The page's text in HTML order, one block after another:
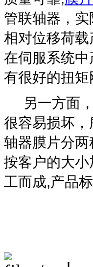
管联轴器，
相对位移荷
在伺服系统
有很好的扭
另一方面，
很容易损坏
轴器膜片分
按客户的大
工而成,产品